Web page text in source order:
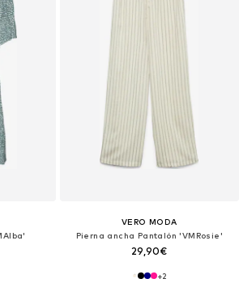
VERO MODA
Pierna ancha Pantalón 'VMRosie'
29,90€
+2